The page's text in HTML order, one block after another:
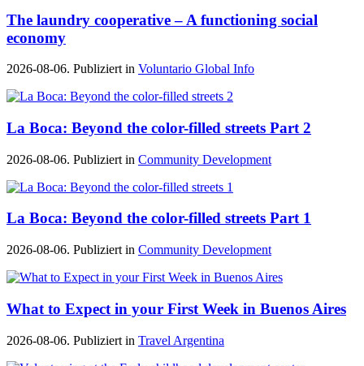
The laundry cooperative – A functioning social
economy
2026-08-06. Publiziert in Voluntario Global Info
La Boca: Beyond the color-filled streets Part 2
2026-08-06. Publiziert in Community Development
La Boca: Beyond the color-filled streets Part 1
2026-08-06. Publiziert in Community Development
What to Expect in your First Week in Buenos Aires
2026-08-06. Publiziert in Travel Argentina